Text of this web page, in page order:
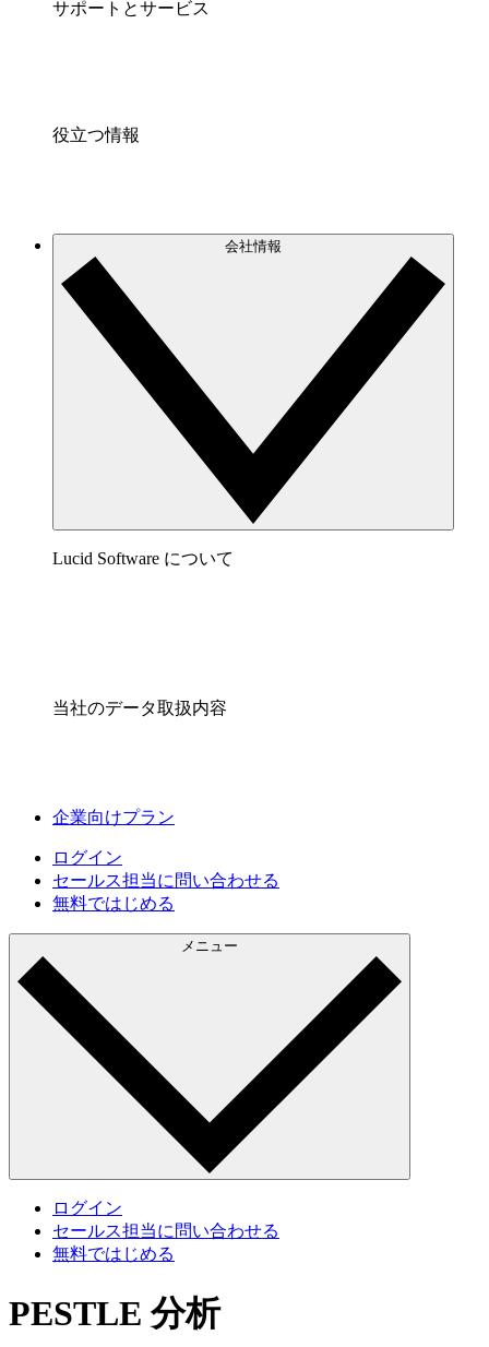
サポートとサービス
役立つ情報
会社情報
Lucid Software について
当社のデータ取扱内容
企業向けプラン
ログイン
セールス担当に問い合わせる
無料ではじめる
メニュー
ログイン
セールス担当に問い合わせる
無料ではじめる
PESTLE 分析